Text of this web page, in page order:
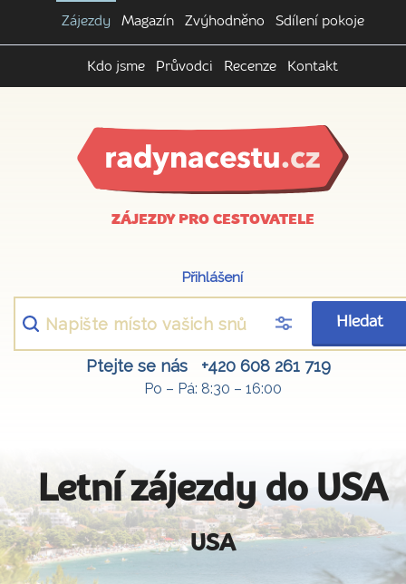
Zájezdy Magazín Zvýhodněno Sdílení pokoje
Kdo jsme Průvodci Recenze Kontakt
ZÁJEZDY PRO CESTOVATELE
Přihlášení
Hledat
Ptejte se nás +420 608 261 719
Po – Pá: 8:30 – 16:00
Letní zájezdy do USA
USA